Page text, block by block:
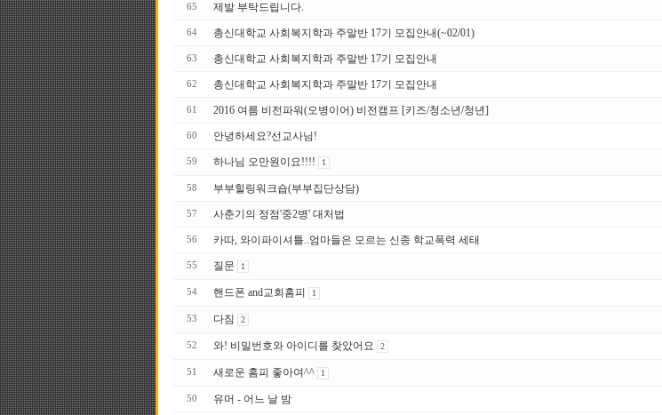
65 제발 부탁드립니다.
64 총신대학교 사회복지학과 주말반 17기 모집안내(~02/01)
63 총신대학교 사회복지학과 주말반 17기 모집안내
62 총신대학교 사회복지학과 주말반 17 기 모집안내
61 2016 여름 비전파워(오병이어) 비전캠프 [키즈/청소년/청년]
60 안녕하세요?선교사님!
59 하나님 오만원이요!!!! 1
58 부부힐링워크숍(부부집단상담)
57 사춘기의 정점'중2병' 대처법
56 카따, 와이파이셔틀..엄마들은 모르는 신종 학교폭력 세태
55 질문 1
54 핸드폰 and교회홈피 1
53 다짐 2
52 와! 비밀번호와 아이디를 찾았어요 2
51 새로운 홈피 좋아여^^ 1
50 유머 - 어느 날 밤